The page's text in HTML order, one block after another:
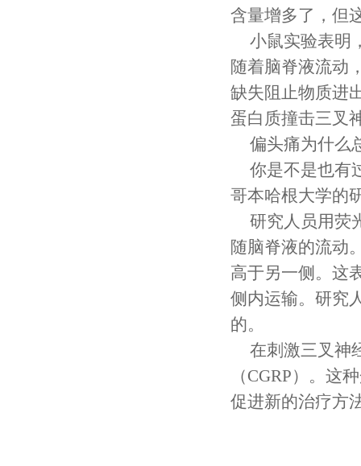
含量增多了，但
小鼠实验表明
随着脑脊液流动
缺失阻止物质进
蛋白质撞击三叉
偏头痛为什么
你是不是也有
哥本哈根大学的
研究人员用荧
随脑脊液的流动
高于另一侧。这
侧内运输。研究
的。
在刺激三叉神
（CGRP）。这
促进新的治疗方